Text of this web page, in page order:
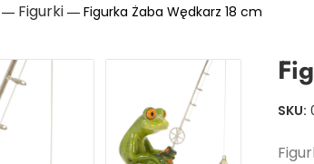
― Figurki ― Figurka Żaba Wędkarz 18 cm
SKU: